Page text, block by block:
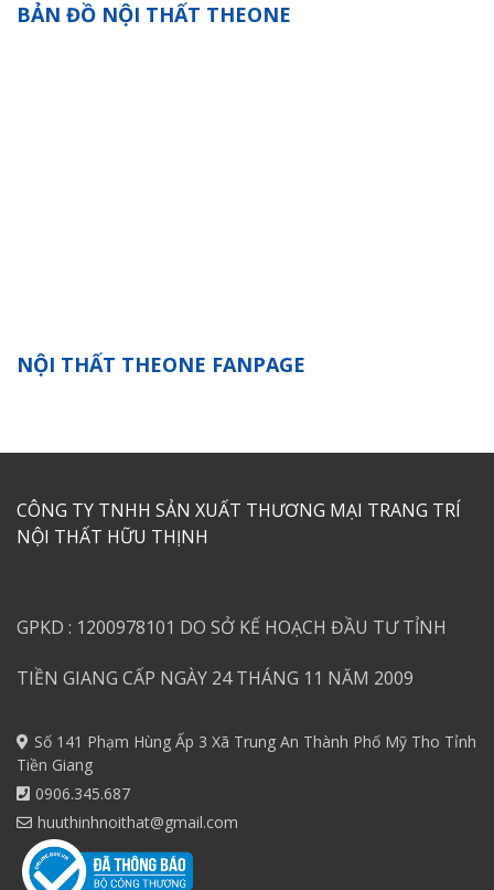
BẢN ĐỒ NỘI THẤT THEONE
NỘI THẤT THEONE FANPAGE
CÔNG TY TNHH SẢN XUẤT THƯƠNG MẠI TRANG TRÍ
NỘI THẤT HỮU THỊNH
GPKD : 1200978101 DO SỞ KẾ HOẠCH ĐẦU TƯ TỈNH
TIỀN GIANG CẤP NGÀY 24 THÁNG 11 NĂM 2009
Số 141 Phạm Hùng Ấp 3 Xã Trung An Thành Phố Mỹ Tho Tỉnh
Tiền Giang
0906.345.687
huuthinhnoithat@gmail.com